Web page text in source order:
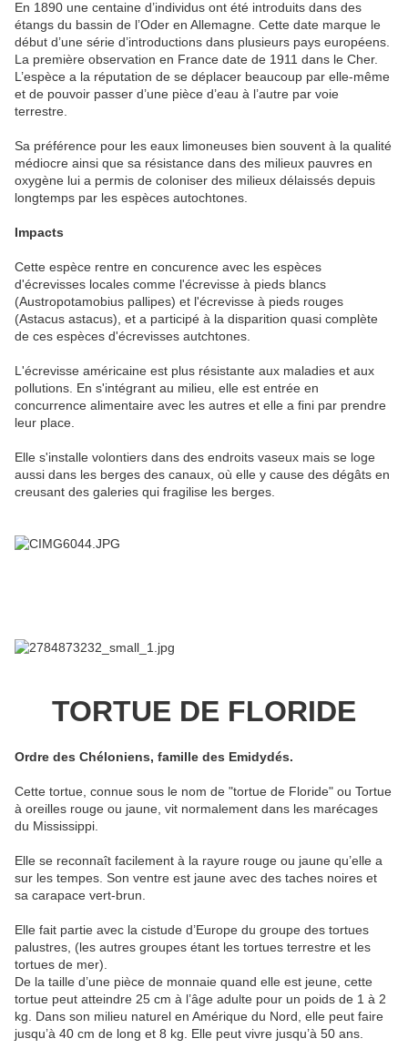
En 1890 une centaine d’individus ont été introduits dans des
étangs du bassin de l’Oder en Allemagne. Cette date marque le
début d’une série d’introductions dans plusieurs pays européens.
La première observation en France date de 1911 dans le Cher.
L’espèce a la réputation de se déplacer beaucoup par elle-même
et de pouvoir passer d’une pièce d’eau à l’autre par voie
terrestre.
Sa préférence pour les eaux limoneuses bien souvent à la qualité
médiocre ainsi que sa résistance dans des milieux pauvres en
oxygène lui a permis de coloniser des milieux délaissés depuis
longtemps par les espèces autochtones.
Impacts
Cette espèce rentre en concurence avec les espèces
d'écrevisses locales comme l'écrevisse à pieds blancs
(Austropotamobius pallipes) et l'écrevisse à pieds rouges
(Astacus astacus), et a participé à la disparition quasi complète
de ces espèces d'écrevisses autchtones.
L'écrevisse américaine est plus résistante aux maladies et aux
pollutions. En s'intégrant au milieu, elle est entrée en
concurrence alimentaire avec les autres et elle a fini par prendre
leur place.
Elle s'installe volontiers dans des endroits vaseux mais se loge
aussi dans les berges des canaux, où elle y cause des dégâts en
creusant des galeries qui fragilise les berges.
TORTUE DE FLORIDE
Ordre des Chéloniens, famille des Emidydés.
Cette tortue, connue sous le nom de "tortue de Floride" ou Tortue
à oreilles rouge ou jaune, vit normalement dans les marécages
du Mississippi.
Elle se reconnaît facilement à la rayure rouge ou jaune qu’elle a
sur les tempes. Son ventre est jaune avec des taches noires et
sa carapace vert-brun.
Elle fait partie avec la cistude d’Europe du groupe des tortues
palustres, (les autres groupes étant les tortues terrestre et les
tortues de mer).
De la taille d’une pièce de monnaie quand elle est jeune, cette
tortue peut atteindre 25 cm à l’âge adulte pour un poids de 1 à 2
kg. Dans son milieu naturel en Amérique du Nord, elle peut faire
jusqu’à 40 cm de long et 8 kg. Elle peut vivre jusqu’à 50 ans.